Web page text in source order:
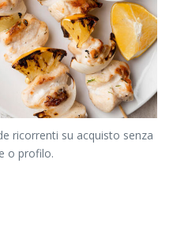
ricorrenti su acquisto senza
o profilo.